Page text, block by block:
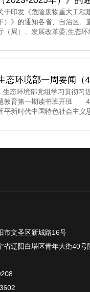
于印发《危险废物重大工程
）》的通知各省、自治区、
（局）、发展改革委,生态
重大工程建设总体实施方案
组织实施。 生态环境部
态环境部一周要闻（
生态环境部党组学习贯彻习
教育第一期读书班开班 4
平新时代中国特色社会主义
2.生态环境部党组举行学
举行学习贯彻习
市文圣区新城路16号
省辽阳白塔区青年大街40号